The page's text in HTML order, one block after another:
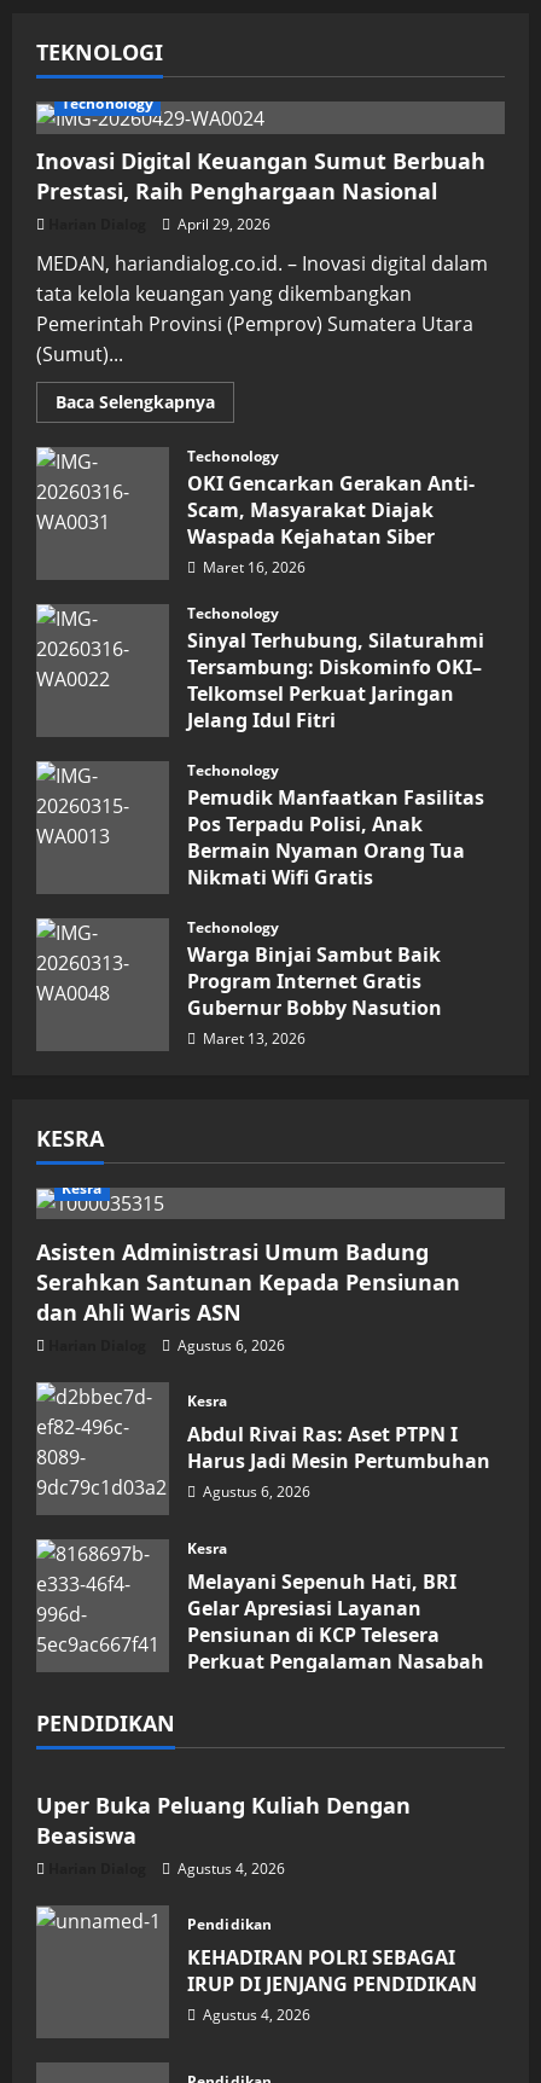
TEKNOLOGI
Techonology
Inovasi Digital Keuangan Sumut Berbuah
Prestasi, Raih Penghargaan Nasional
April 29, 2026
MEDAN, hariandialog.co.id. – Inovasi digital dalam
tata kelola keuangan yang dikembangkan
Pemerintah Provinsi (Pemprov) Sumatera Utara
(Sumut)...
Baca SelengkapnyaRead
more
Inovasi
Digital
Keuangan
Sumut
Berbuah
Prestasi,
Raih
Penghargaan
Techonology
OKI Gencarkan Gerakan Anti-
Scam, Masyarakat Diajak
Waspada Kejahatan Siber
Maret 16, 2026
Techonology
Sinyal Terhubung, Silaturahmi
Tersambung: Diskominfo OKI–
Telkomsel Perkuat Jaringan
Jelang Idul Fitri
Techonology
Pemudik Manfaatkan Fasilitas
Pos Terpadu Polisi, Anak
Bermain Nyaman Orang Tua
Nikmati Wifi Gratis
Techonology
Warga Binjai Sambut Baik
Program Internet Gratis
Gubernur Bobby Nasution
Maret 13, 2026
KESRA
Kesra
Asisten Administrasi Umum Badung
Serahkan Santunan Kepada Pensiunan
dan Ahli Waris ASN
Agustus 6, 2026
Kesra
Abdul Rivai Ras: Aset PTPN I
Harus Jadi Mesin Pertumbuhan
Agustus 6, 2026
Kesra
Melayani Sepenuh Hati, BRI
Gelar Apresiasi Layanan
Pensiunan di KCP Telesera
Perkuat Pengalaman Nasabah
PENDIDIKAN
Pendidikan
Uper Buka Peluang Kuliah Dengan
Beasiswa
Agustus 4, 2026
Pendidikan
KEHADIRAN POLRI SEBAGAI
IRUP DI JENJANG PENDIDIKAN
Agustus 4, 2026